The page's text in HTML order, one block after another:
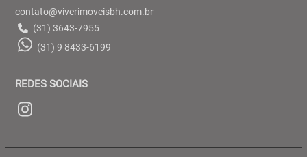
contato@viverimoveisbh.com.br
(31) 3643-7955
(31) 9 8433-6199
REDES SOCIAIS